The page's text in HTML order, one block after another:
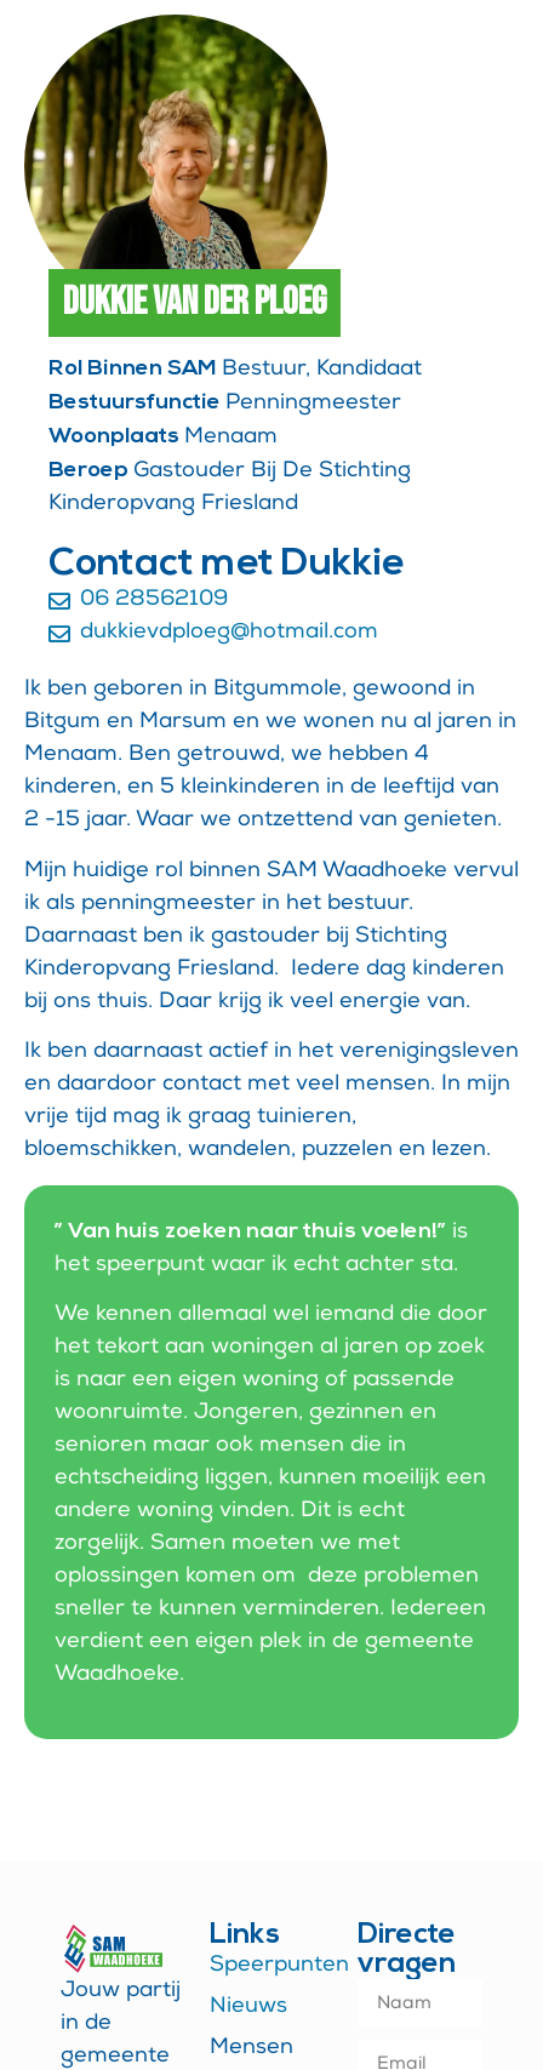
Dukkie van der Ploeg
Rol Binnen SAM Bestuur, Kandidaat
Bestuursfunctie Penningmeester
Woonplaats Menaam
Beroep Gastouder Bij De Stichting
Kinderopvang Friesland
Contact met Dukkie
06 28562109
dukkievdploeg@hotmail.com
Ik ben geboren in Bitgummole, gewoond in
Bitgum en Marsum en we wonen nu al jaren in
Menaam. Ben getrouwd, we hebben 4
kinderen, en 5 kleinkinderen in de leeftijd van
2 -15 jaar. Waar we ontzettend van genieten.
Mijn huidige rol binnen SAM Waadhoeke vervul
ik als penningmeester in het bestuur.
Daarnaast ben ik gastouder bij Stichting
Kinderopvang Friesland. Iedere dag kinderen
bij ons thuis. Daar krijg ik veel energie van.
Ik ben daarnaast actief in het verenigingsleven
en daardoor contact met veel mensen. In mijn
vrije tijd mag ik graag tuinieren,
bloemschikken, wandelen, puzzelen en lezen.
” Van huis zoeken naar thuis voelen!” is
het speerpunt waar ik echt achter sta.
We kennen allemaal wel iemand die door
het tekort aan woningen al jaren op zoek
is naar een eigen woning of passende
woonruimte. Jongeren, gezinnen en
senioren maar ook mensen die in
echtscheiding liggen, kunnen moeilijk een
andere woning vinden. Dit is echt
zorgelijk. Samen moeten we met
oplossingen komen om deze problemen
sneller te kunnen verminderen. Iedereen
verdient een eigen plek in de gemeente
Waadhoeke.
Jouw partij
in de
gemeente
Links
Speerpunten
Nieuws
Mensen
Directe
vragen